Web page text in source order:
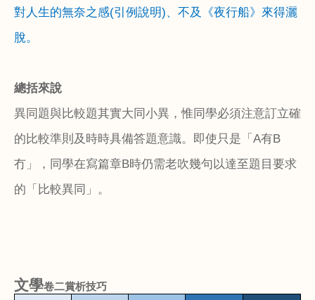
對人生的無奈之感(引例說明)、不及《夜行船》來得灑
脫。
總括來說
異同題與比較題其實大同小異，惟同學必須注意訂立確
的比較準則及時時具備答題意識。即使只是「 A有B
冇」，同學在寫篇章B時仍需老吹幾句以達至題目要求
的「比較異同」。
文學卷二賞析技巧